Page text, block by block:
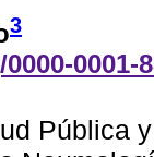
3
0001-
Pública